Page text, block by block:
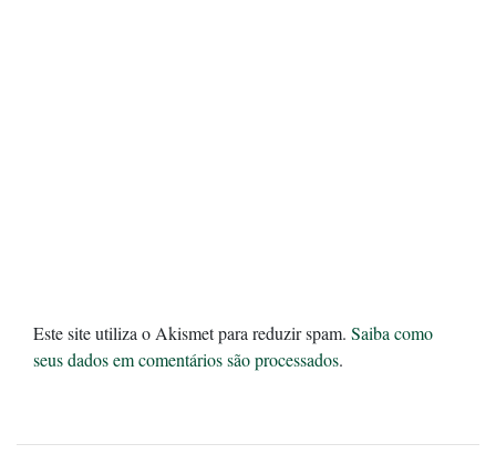
Este site utiliza o Akismet para reduzir spam. Saiba como
seus dados em comentários são processados.